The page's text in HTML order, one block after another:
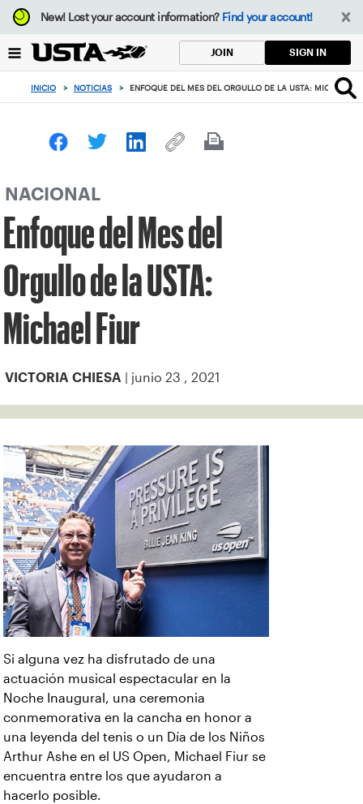
Enfoque
desde
botón
volver
principio
New!Lost your account information? Find your account!
JOIN SIGN IN
INICIO > NOTICIAS > ENFOQUE DEL MES DEL ORGULLO DE LA USTA: MICHAEL
NACIONAL
Enfoque del Mes del
Orgullo de la USTA:
Michael Fiur
VICTORIA CHIESA | junio 23 , 2021
Si alguna vez ha disfrutado de una
actuación musical espectacular en la
Noche Inaugural, una ceremonia
conmemorativa en la cancha en honor a
una leyenda del tenis o un Día de los Niños
Arthur Ashe en el US Open, Michael Fiur se
encuentra entre los que ayudaron a
hacerlo posible.